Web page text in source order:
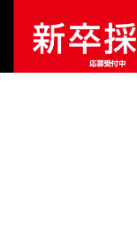
販売価格¥297